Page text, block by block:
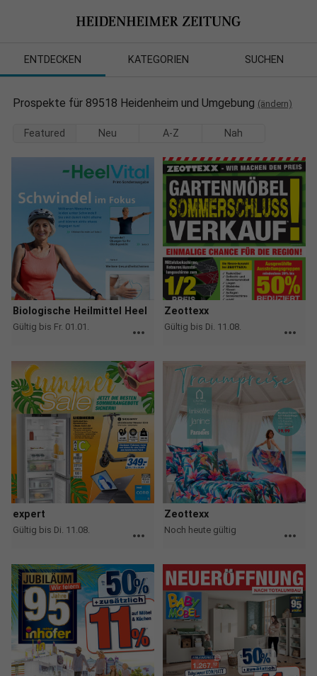
ENTDECKEN KATEGORIEN SUCHEN
Prospekte für 89518 Heidenheim und Umgebung (ändern)
Featured Neu A-Z Nah
Biologische Heilmittel Heel
Gültig bis Fr. 01.01. more_horiz
Zeottexx
Gültig bis Di. 11.08. more_horiz
expert
Gültig bis Di. 11.08. more_horiz
Zeottexx
Noch heute gültig more_horiz